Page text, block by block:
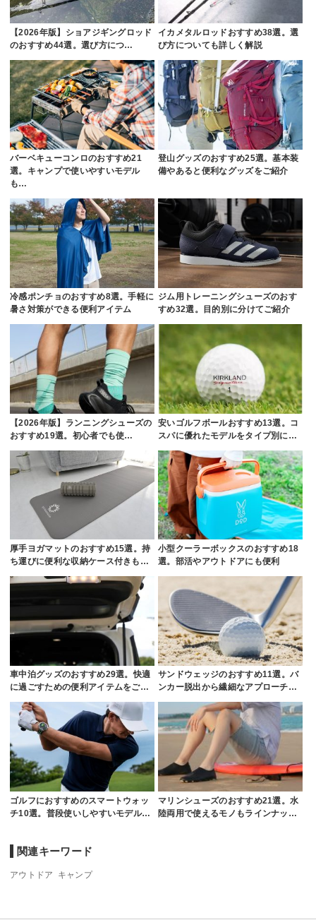
【2026年版】ショアジギングロッド
のおすすめ44選。選び方につ…
イカメタルロッドおすすめ38選。選
び方についても詳しく解説
バーベキューコンロのおすすめ21
選。キャンプで使いやすいモデル
も…
登山グッズのおすすめ25選。基本装
備やあると便利なグッズをご紹介
冷感ポンチョのおすすめ8選。手軽に
暑さ対策ができる便利アイテム
ジム用トレーニングシューズのおす
すめ32選。目的別に分けてご紹介
【2026年版】ランニングシューズの
おすすめ19選。初心者でも使…
安いゴルフボールおすすめ13選。コ
スパに優れたモデルをタイプ別に…
厚手ヨガマットのおすすめ15選。持
ち運びに便利な収納ケース付きも…
小型クーラーボックスのおすすめ18
選。部活やアウトドアにも便利
車中泊グッズのおすすめ29選。快適
に過ごすための便利アイテムをご…
サンドウェッジのおすすめ11選。バ
ンカー脱出から繊細なアプローチ…
ゴルフにおすすめのスマートウォッ
チ10選。普段使いしやすいモデル…
マリンシューズのおすすめ21選。水
陸両用で使えるモノもラインナッ…
関連キーワード
アウトドア キャンプ